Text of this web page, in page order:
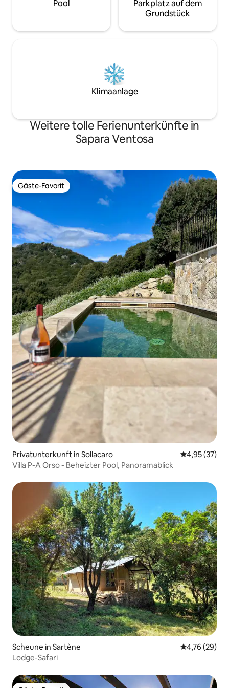
Pool
Parkplatz auf dem
Grundstück
Klimaanlage
Weitere tolle Ferienunterkünfte in
Sapara Ventosa
Gäste-Favorit
Gäste-Favorit
Privatunterkunft in Sollacaro
4,95 (37)
Villa P-A Orso - Beheizter Pool, Panoramablick
Scheune in Sartène
4,76 (29)
Lodge-Safari